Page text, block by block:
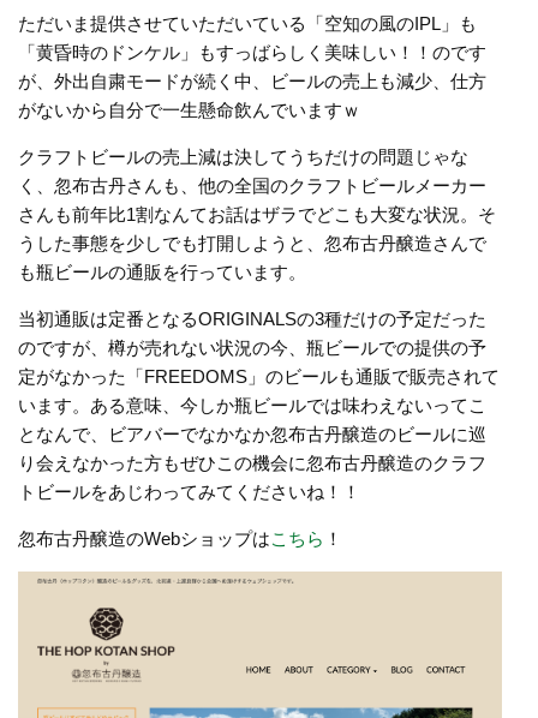
ただいま提供させていただいている「空知の風のIPL」も
「黄昏時のドンケル」もすっばらしく美味しい！！のです
が、外出自粛モードが続く中、ビールの売上も減少、仕方
がないから自分で一生懸命飲んでいますｗ
クラフトビールの売上減は決してうちだけの問題じゃな
く、忽布古丹さんも、他の全国のクラフトビールメーカー
さんも前年比1割なんてお話はザラでどこも大変な状況。そ
うした事態を少しでも打開しようと、忽布古丹醸造さんで
も瓶ビールの通販を行っています。
当初通販は定番となるORIGINALSの3種だけの予定だった
のですが、樽が売れない状況の今、瓶ビールでの提供の予
定がなかった「FREEDOMS」のビールも通販で販売されて
います。ある意味、今しか瓶ビールでは味わえないってこ
となんで、ビアバーでなかなか忽布古丹醸造のビールに巡
り会えなかった方もぜひこの機会に忽布古丹醸造のクラフ
トビールをあじわってみてくださいね！！
忽布古丹醸造のWebショップはこちら ！